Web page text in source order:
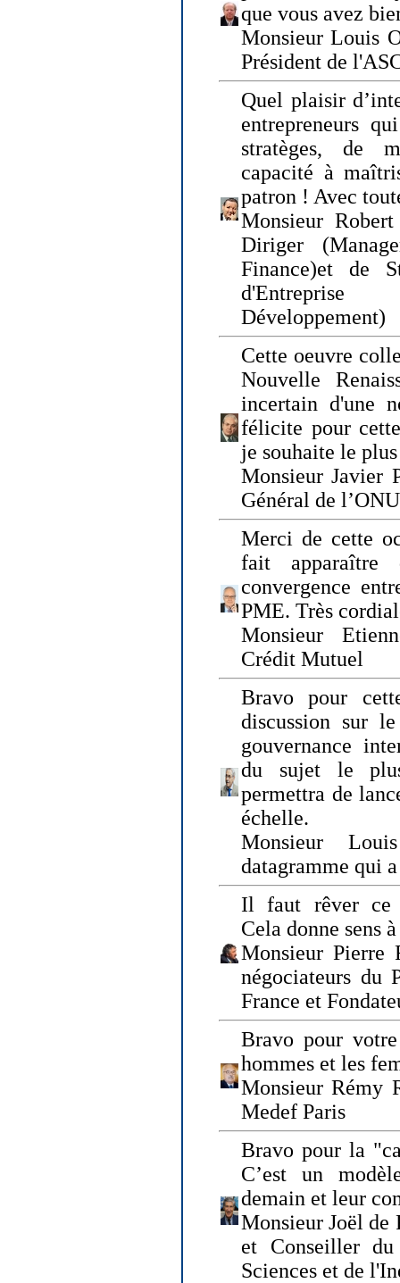
que vous avez
Monsieur Louis
Président de
Quel plaisir
entrepreneurs
stratèges, de
capacité à
patron ! Avec
Monsieur
Diriger
Finance)et de
Développement)
Cette oeuvre
Nouvelle
incertain d'une
félicite pour
je souhaite le
Monsieur Javier
Général de
Merci de cette
fait apparaître
convergence
PME. Très
Monsieur
Crédit Mutuel
Bravo pour
discussion sur
gouvernance
du sujet le
permettra de
échelle.
Monsieur
datagramme qui
Il faut rêver ce
Cela donne sens
Monsieur Pierre
négociateurs du
France et
Bravo pour
hommes et les
Monsieur Rémy
Medef Paris
Bravo pour la
C’est un
demain et leur
Monsieur Joël de
et Conseiller
Sciences et de